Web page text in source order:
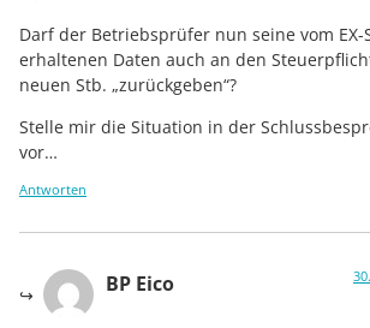
Darf der Betriebsprüfer nun seine vom
erhaltenen Daten auch an den
neuen Stb. „zurückgeben“?
Stelle mir die Situation in der
vor…
Antworten
BP Eico